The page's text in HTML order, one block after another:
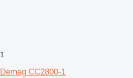
1
Demag CC2800-1